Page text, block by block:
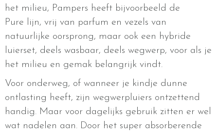
het milieu, Pampers heeft bijvoorbeeld de
Pure lijn, vrij van parfum en vezels van
natuurlijke oorsprong, maar ook een hybride
luierset, deels wasbaar, deels wegwerp, voor als je
het milieu en gemak belangrijk vindt.
Voor onderweg, of wanneer je kindje dunne
ontlasting heeft, zijn wegwerpluiers ontzettend
handig. Maar voor dagelijks gebruik zitten er wel
wat nadelen aan. Door het super absorberende